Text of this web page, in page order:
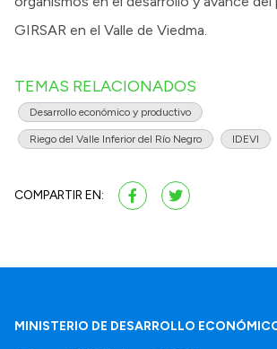
GIRSAR en el Valle de Viedma.
TEMAS RELACIONADOS
Desarrollo económico y productivo
Riego del Valle Inferior del Río Negro IDEVI
COMPARTIR EN:
MINISTERIO DE DESARROLLO